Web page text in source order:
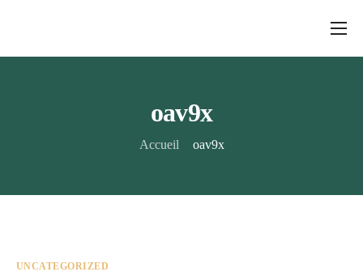
Qui sommes-nous ?
Tarifs
oav9x
Accueil oav9x
UNCATEGORIZED